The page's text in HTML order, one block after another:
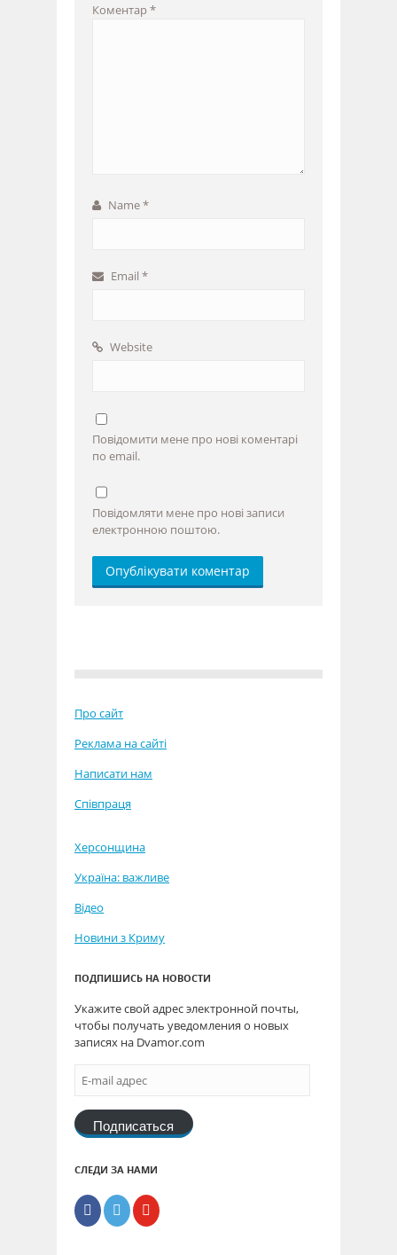
Коментар*
Name*
Email *
Website
Повідомити мене про нові коментарі
по email.
Повідомляти мене про нові записи
електронною поштою.
Про сайт
Реклама на сайті
Написати нам
Співпраця
Херсонщина
Україна: важливе
Відео
Новини з Криму
ПОДПИШИСЬ НА НОВОСТИ
Укажите свой адрес электронной почты,
чтобы получать уведомления о новых
записях на Dvamor.com
Подписаться
СЛЕДИ ЗА НАМИ